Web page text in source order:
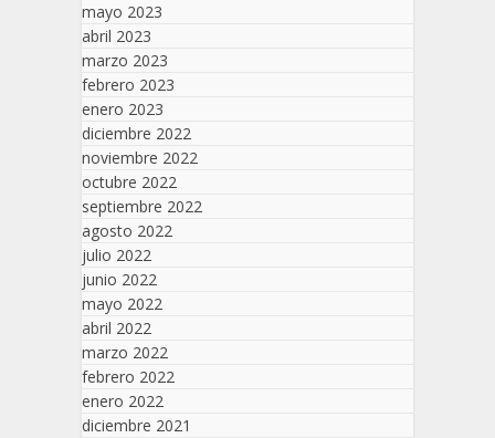
mayo 2023
abril 2023
marzo 2023
febrero 2023
enero 2023
diciembre 2022
noviembre 2022
octubre 2022
septiembre 2022
agosto 2022
julio 2022
junio 2022
mayo 2022
abril 2022
marzo 2022
febrero 2022
enero 2022
diciembre 2021